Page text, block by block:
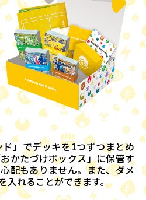
」でデッキを1つずつまとめ
かたづけボックス」に保管す
配もありません。また、ダメ
入れることができます。